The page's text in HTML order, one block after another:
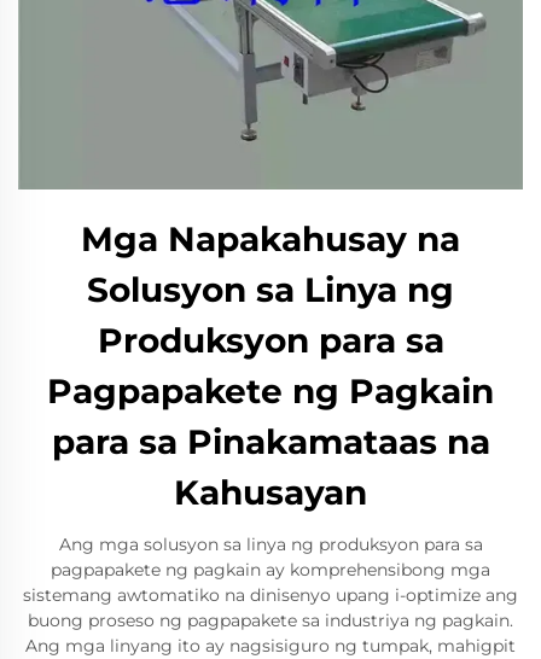
Mga Napakahusay na
Solusyon sa Linya ng
Produksyon para sa
Pagpapakete ng Pagkain
para sa Pinakamataas na
Kahusayan
Ang mga solusyon sa linya ng produksyon para sa
pagpapakete ng pagkain ay komprehensibong mga
sistemang awtomatiko na dinisenyo upang i-optimize ang
buong proseso ng pagpapakete sa industriya ng pagkain.
Ang mga linyang ito ay nagsisiguro ng tumpak, mahigpit